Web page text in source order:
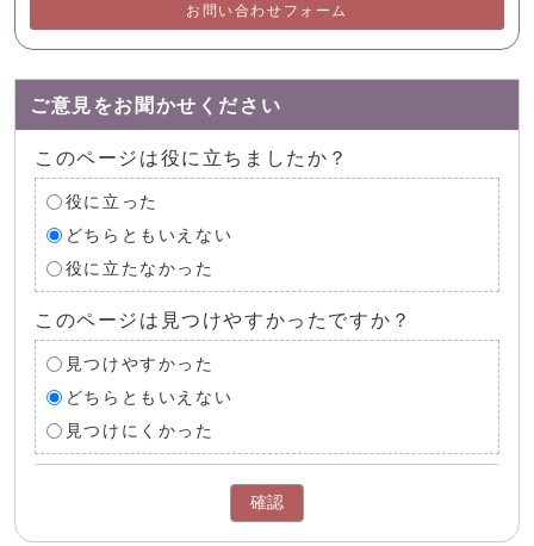
お問い合わせフォーム
ご意見をお聞かせください
このページは役に立ちましたか？
役に立った
どちらともいえない
役に立たなかった
このページは見つけやすかったですか？
見つけやすかった
どちらともいえない
見つけにくかった
確認